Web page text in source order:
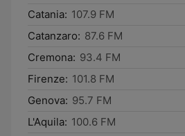
Catania: 107.9 FM
Catanzaro: 87.6 FM
Cremona: 93.4 FM
Firenze: 101.8 FM
Genova: 95.7 FM
L'Aquila: 100.6 FM